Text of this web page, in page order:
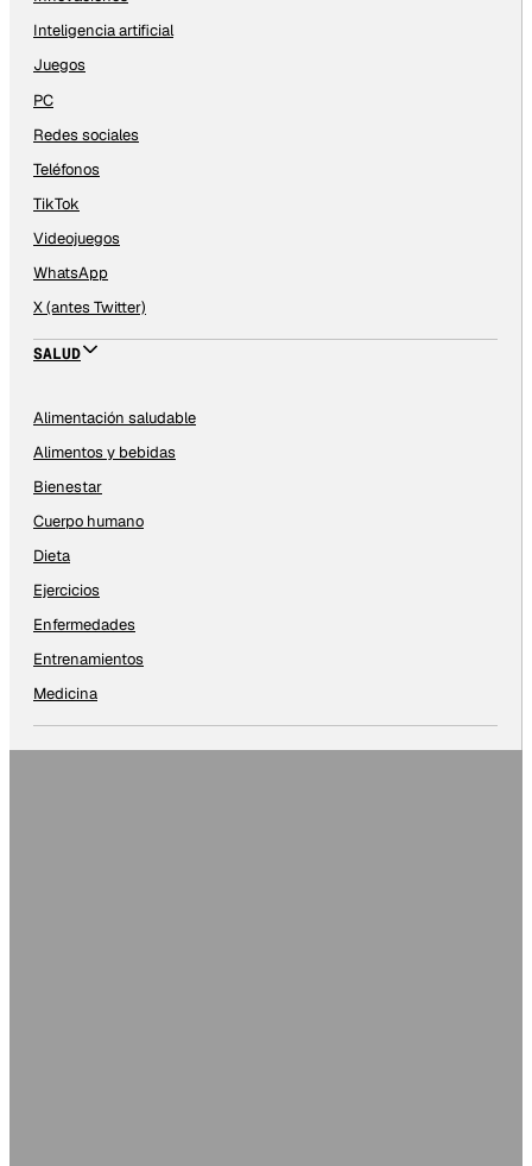
Inteligencia artificial
Juegos
PC
Redes sociales
Teléfonos
TikTok
Videojuegos
WhatsApp
X (antes Twitter)
SALUD
Alimentación saludable
Alimentos y bebidas
Bienestar
Cuerpo humano
Dieta
Ejercicios
Enfermedades
Entrenamientos
Medicina